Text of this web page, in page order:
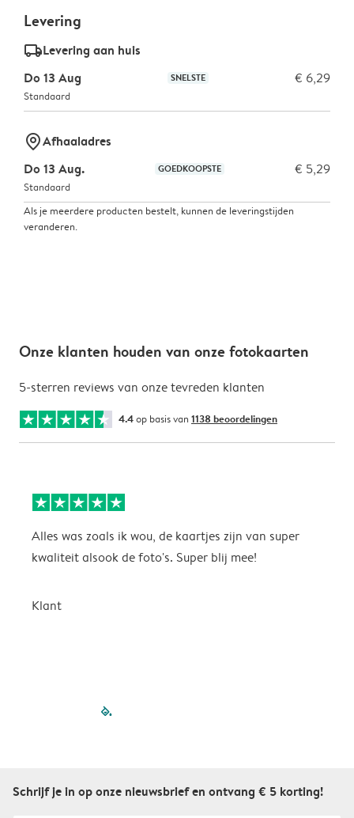
Levering
delivery_standard_v2Levering aan huis
Do 13 Aug
SNELSTE € 6,29
Standaard
marker-pinAfhaaladres
Do 13 Aug.
GOEDKOOPSTE € 5,29
Standaard
Als je meerdere producten bestelt, kunnen de leveringstijden
veranderen.
Onze klanten houden van onze fotokaarten
5-sterren reviews van onze tevreden klanten
4.4op basis van 1138 beoordelingen
Alles was zoals ik wou, de kaartjes zijn van super
kwaliteit alsook de foto's. Super blij mee!
Klant
filled-pagination
Schrijf je in op onze nieuwsbrief en ontvang € 5 korting!